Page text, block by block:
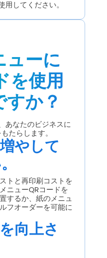
用してください。
ューに
を使用
か？
あなたのビジネスに
たらします。
やして
トと再印刷コストを
ニューQRコードを
するか、紙のメニュ
フオーダーを可能に
向上さ